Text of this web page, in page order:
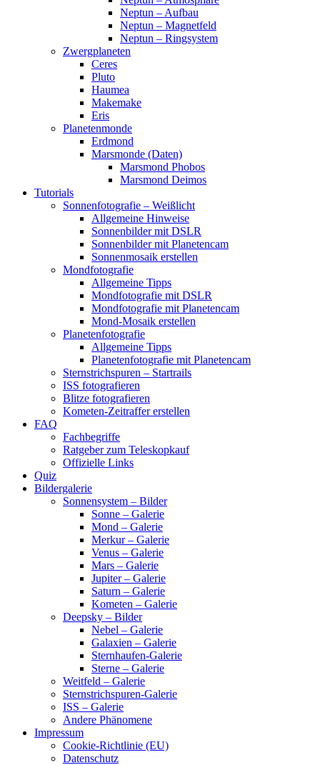
Neptun – Aufbau
Neptun – Magnetfeld
Neptun – Ringsystem
Zwergplaneten
Ceres
Pluto
Haumea
Makemake
Eris
Planetenmonde
Erdmond
Marsmonde (Daten)
Marsmond Phobos
Marsmond Deimos
Tutorials
Sonnenfotografie – Weißlicht
Allgemeine Hinweise
Sonnenbilder mit DSLR
Sonnenbilder mit Planetencam
Sonnenmosaik erstellen
Mondfotografie
Allgemeine Tipps
Mondfotografie mit DSLR
Mondfotografie mit Planetencam
Mond-Mosaik erstellen
Planetenfotografie
Allgemeine Tipps
Planetenfotografie mit Planetencam
Sternstrichspuren – Startrails
ISS fotografieren
Blitze fotografieren
Kometen-Zeitraffer erstellen
FAQ
Fachbegriffe
Ratgeber zum Teleskopkauf
Offizielle Links
Quiz
Bildergalerie
Sonnensystem – Bilder
Sonne – Galerie
Mond – Galerie
Merkur – Galerie
Venus – Galerie
Mars – Galerie
Jupiter – Galerie
Saturn – Galerie
Kometen – Galerie
Deepsky – Bilder
Nebel – Galerie
Galaxien – Galerie
Sternhaufen-Galerie
Sterne – Galerie
Weitfeld – Galerie
Sternstrichspuren-Galerie
ISS – Galerie
Andere Phänomene
Impressum
Cookie-Richtlinie (EU)
Datenschutz